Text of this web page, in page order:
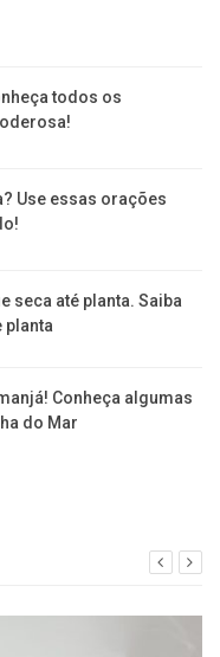
todos os
Use essas orações
seca até planta. Saiba
planta
Conheça algumas
do Mar